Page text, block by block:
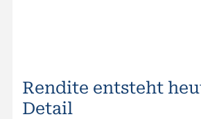
Rendite entsteht
Detail